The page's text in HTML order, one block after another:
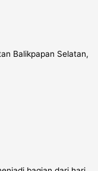
Balikpapan Selatan,